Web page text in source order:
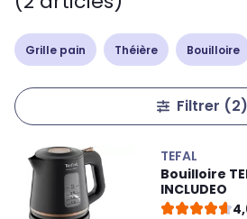
Grille pain Théière Bouilloire
Filtrer (2)
TEFAL
Bouilloire
INCLUDEO